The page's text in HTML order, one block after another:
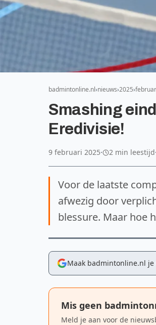
badmintonline.nl nieuws 2025
Smashing
Eredivisie!
9 februari 2025· 2 min leestijd·
Voor de laatste
afwezig door
blessure. Maar hoe
Maak badmintonline.nl je
Mis geen
Meld je aan voor de